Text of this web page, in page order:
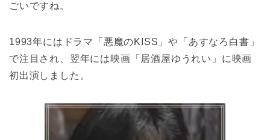
ごいですね。
1993年にはドラマ「悪魔のKISS」や「あすなろ白書」
で注目され、翌年には映画「居酒屋ゆうれい」に映画
初出演しました。